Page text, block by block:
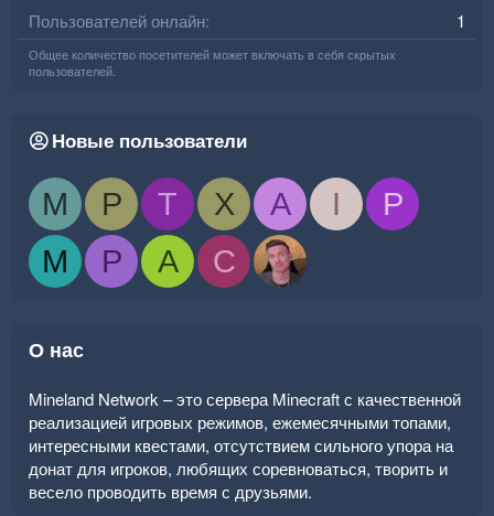
Пользователей онлайн 1
Общее количество посетителей может включать в себя скрытых
пользователей.
Новые пользователи
M P T X A I
P
M
P A C
О нас
Mineland Network – это сервера Minecraft с качественной
реализацией игровых режимов, ежемесячными топами,
интересными квестами, отсутствием сильного упора на
донат для игроков, любящих соревноваться, творить и
весело проводить время с друзьями.